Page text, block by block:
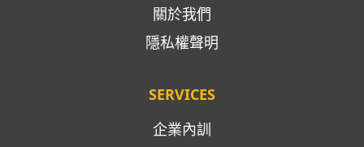
關於我們
隱私權聲明
SERVICES
企業內訓